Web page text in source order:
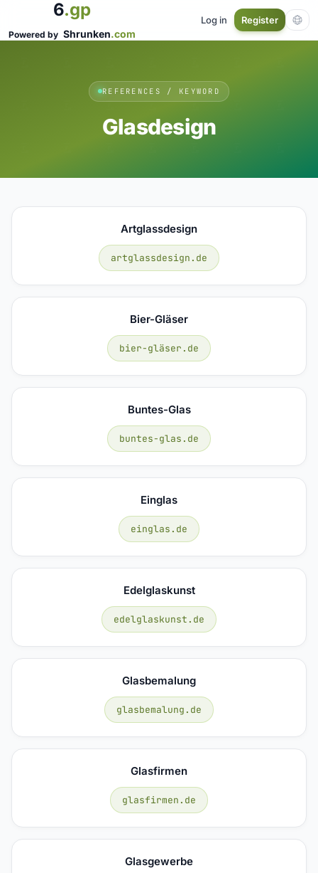
6.gp
Powered by Shrunken.com
Log in Register
REFERENCES / KEYWORD
Glasdesign
Artglassdesign
artglassdesign.de
Bier-Gläser
bier-gläser.de
Buntes-Glas
buntes-glas.de
Einglas
einglas.de
Edelglaskunst
edelglaskunst.de
Glasbemalung
glasbemalung.de
Glasfirmen
glasfirmen.de
Glasgewerbe